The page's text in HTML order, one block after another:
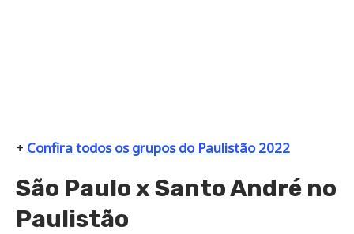
+ Confira todos os grupos do Paulistão 2022
São Paulo x Santo André no
Paulistão